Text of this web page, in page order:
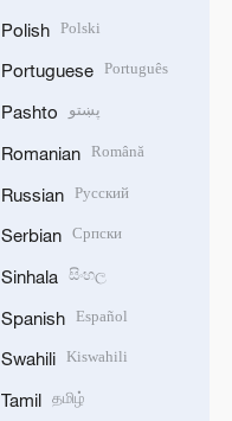
Polish Polski
Portuguese Português
Pashto پښتو
Romanian Română
Russian Русский
Serbian Српски
Sinhala සිංහල
Spanish Español
Swahili Kiswahili
Tamil தமிழ்